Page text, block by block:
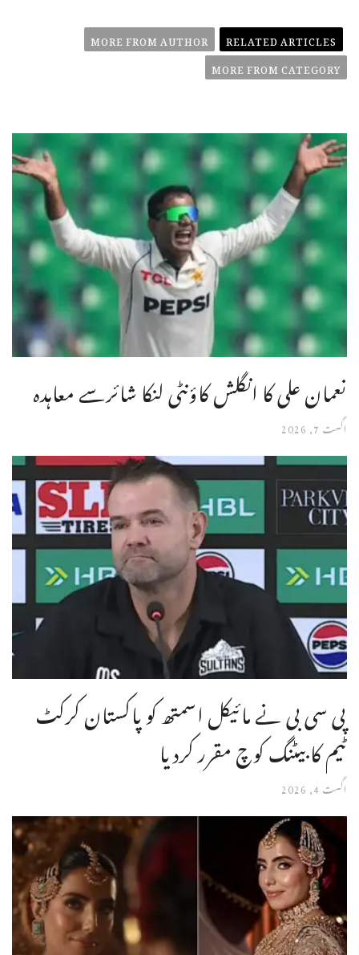
RELATED ARTICLES
MORE FROM AUTHOR
MORE FROM CATEGORY
نعمان علی کا انگلش کاؤنٹی لنکا شائرسے معاہدہ
اگست 7, 2026
پی سی بی نے مائیکل اسمتھ کو پاکستان کرکٹ
ٹیم کا بیٹنگ کوچ مقرر کردیا
اگست 4, 2026